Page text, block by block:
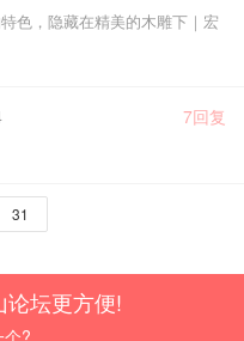
色，隐藏在精美的木雕下｜宏
7回复
31
论坛更方便!
?